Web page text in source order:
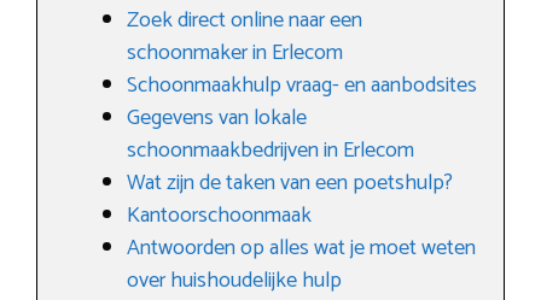
Zoek direct online naar een
schoonmaker in Erlecom
Schoonmaakhulp vraag- en aanbodsites
Gegevens van lokale
schoonmaakbedrijven in Erlecom
Wat zijn de taken van een poetshulp?
Kantoorschoonmaak
Antwoorden op alles wat je moet weten
over huishoudelijke hulp